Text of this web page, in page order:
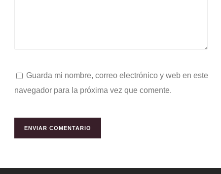
Guarda mi nombre, correo electrónico y web en este
navegador para la próxima vez que comente.